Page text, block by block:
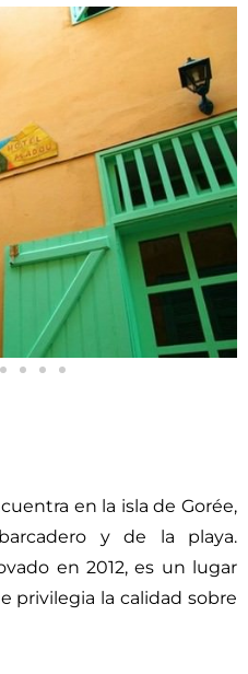
en la isla de Gorée,
y de la playa.
en 2012, es un lugar
privilegia la calidad sobre